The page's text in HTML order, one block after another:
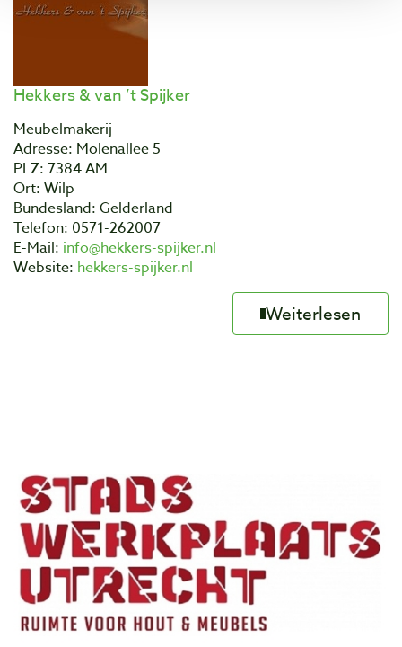
Hekkers & van ’t Spijker
Meubelmakerij
Adresse: Molenallee 5
PLZ: 7384 AM
Ort: Wilp
Bundesland: Gelderland
Telefon: 0571-262007
E-Mail: info@hekkers-spijker.nl
Website: hekkers-spijker.nl
Weiterlesen